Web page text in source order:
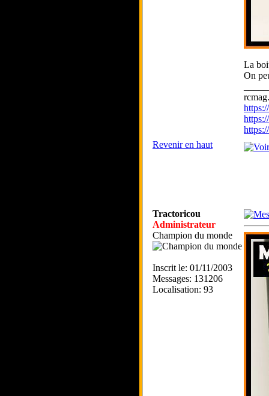
La
On
Revenir en haut
Tractoricou
Administrateur
Champion du monde
Inscrit le: 01/11/2003
Messages: 131206
Localisation: 93